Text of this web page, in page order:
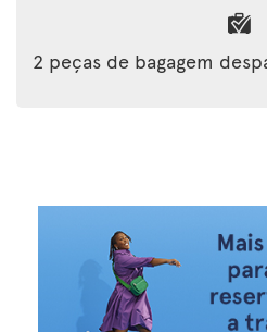
2 peças de bagagem